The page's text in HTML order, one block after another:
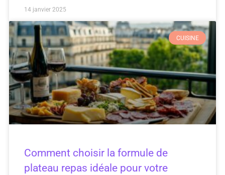
14 janvier 2025
CUISINE
Comment choisir la formule de
plateau repas idéale pour votre